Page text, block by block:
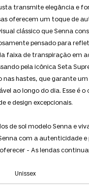
transmite elegância e
oferecem um toque de
clássico que Senna
pensado para
faixa de transpiração em
pela icônica Seta
nas hastes, que garante
ao longo do dia. Esse é o
e design excepcionais.
de sol modelo Senna e
com a autenticidade e
- As lendas
Unissex